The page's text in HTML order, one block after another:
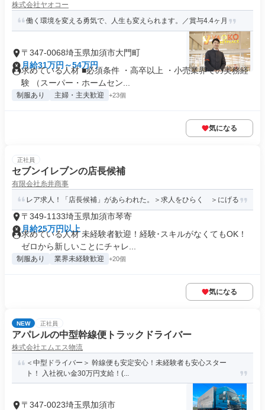
株式会社ヤオコー
働く環境を変える勇気で、人生も変えられます。／賞与4.4ヶ月
〒347-0068埼玉県加須市大門町
月給31万円～54万円
求めている人材 ■必須条件 ・高卒以上 ・小売業界での実務経
験 （スーパー・ホームセン...
制服あり 主婦・主夫歓迎 +23個
気になる
正社員
セブンイレブンの店長候補
有限会社糸井商事
レア求人！「店長候補」があらわれた。＞求人をひらく ＞にげる
〒349-1133埼玉県加須市琴寄
月給25万円以上
求めている人材 未経験者歓迎！経験･スキルがなくてもOK！
ゼロから新しいことにチャレ...
制服あり 業界未経験歓迎 +20個
気になる
NEW 正社員
アパレルの中型幹線便トラックドライバー
株式会社エムエス物流
＜中型ドライバー＞ 幹線便も安定安心！未経験者も安心スター
ト！ 入社祝い金30万円支給！(...
〒347-0023埼玉県加須市